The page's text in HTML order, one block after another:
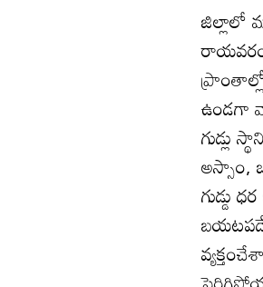
జిల్లాలో
ఉండగా
గుడ్లు
అస్సాం,
గుడ్డు
బయటపడే